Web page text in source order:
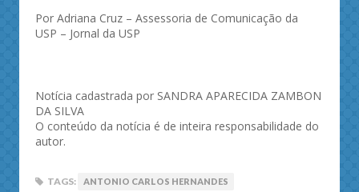
Por Adriana Cruz – Assessoria de Comunicação da
USP – Jornal da USP
Notícia cadastrada por SANDRA APARECIDA ZAMBON
DA SILVA
O conteúdo da notícia é de inteira responsabilidade do
autor.
TAGS:
ANTONIO CARLOS HERNANDES